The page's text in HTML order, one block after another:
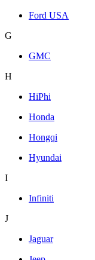
Ford USA
G
GMC
H
HiPhi
Honda
Hongqi
Hyundai
I
Infiniti
J
Jaguar